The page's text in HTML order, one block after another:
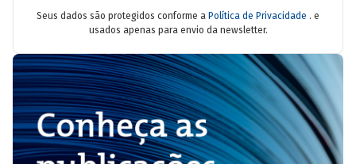
Seus dados são protegidos conforme a Política de Privacidade . e
usados apenas para envio da newsletter.